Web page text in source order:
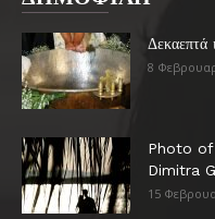
Δεκαεπτά
8
Photo
Dimitra
15